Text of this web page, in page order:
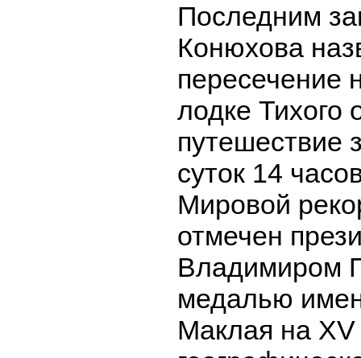
Последним
Конюхова
пересечение
лодке Тихого
путешествие
суток 14
Мировой
отмечен
Владимиром
медалью
Маклая на XV